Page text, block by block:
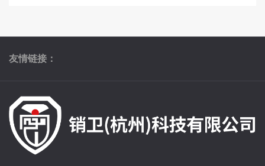
友情链接：